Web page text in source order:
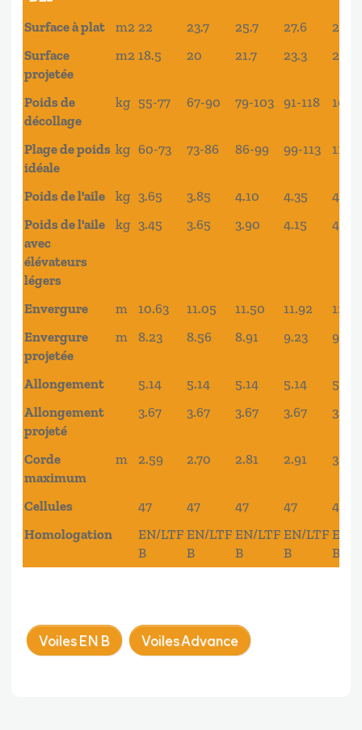
EPSILON
22 24 26 28 30
Surface à plat m2 22 23.7 25.7 27.6
29.6
Surface
projetée
m2 18.5 20 21.7 23.3 24.9
Poids de
décollage
kg 55-77 67-90 79-103 91-118 105-
Plage de poids
idéale
kg 60-73 73-86 86-99 99-113 113-
Poids de l'aile kg 3.65 3.85 4.10 4.35
4.60
Poids de l'aile
avec
élévateurs
légers
kg 3.45 3.65 3.90 4.15 4.40
Envergure m 10.63 11.05 11.50 11.92
12.34
Envergure
projetée
m 8.23 8.56 8.91 9.23 9.56
Allongement 5.14 5.14 5.14 5.14
5.14
Allongement
projeté
3.67 3.67 3.67 3.67 3.67
Corde
maximum
m 2.59 2.70 2.81 2.91 3.01
Cellules 47 47 47 47
47
Homologation
EN/LTF
B
EN/LTF
B
EN/LTF
B
EN/LTF
B
EN/
B
Voiles EN B Voiles Advance